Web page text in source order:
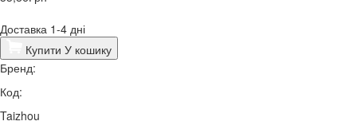
Доставка 1-4 дні
Купити У кошику
Бренд:
Код:
Taizhou